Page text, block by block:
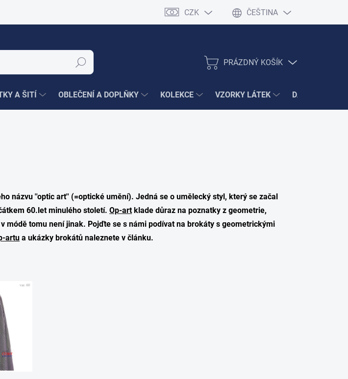
CZK ČEŠTINA
Hledat
NÁKUPNÍ
PRÁZDNÝ KOŠÍK
A ŠITÍ OBLEČENÍ A DOPLŇKY KOLEKCE VZORKY LÁTEK DÁRKY
názvu ''optic art'' (=optické umění). Jedná se o umělecký styl, který se začal
60.let minulého století. Op-artklade důraz na poznatky z geometrie,
módě tomu není jinak. Pojďte se s námi podívat na brokáty s geometrickými
artu a ukázky brokátů naleznete v článku.